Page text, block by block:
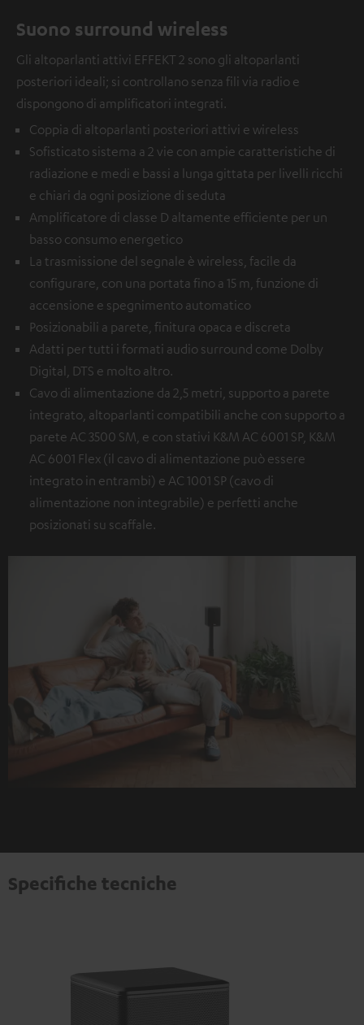
Suono surround wireless
Gli altoparlanti attivi EFFEKT 2 sono gli altoparlanti
posteriori ideali; si controllano senza fili via radio e
dispongono di amplificatori integrati.
Coppia di altoparlanti posteriori attivi e wireless
Sofisticato sistema a 2 vie con ampie caratteristiche di
radiazione e medi e bassi a lunga gittata per livelli ricchi
e chiari da ogni posizione di seduta
Amplificatore di classe D altamente efficiente per un
basso consumo energetico
La trasmissione del segnale è wireless, facile da
configurare, con una portata fino a 15 m, funzione di
accensione e spegnimento automatico
Posizionabili a parete, finitura opaca e discreta
Adatti per tutti i formati audio surround come Dolby
Digital, DTS e molto altro.
Cavo di alimentazione da 2,5 metri, supporto a parete
integrato, altoparlanti compatibili anche con supporto a
parete AC 3500 SM, e con stativi K&M AC 6001 SP, K&M
AC 6001 Flex (il cavo di alimentazione può essere
integrato in entrambi) e AC 1001 SP (cavo di
alimentazione non integrabile) e perfetti anche
posizionati su scaffale.
Specifiche tecniche